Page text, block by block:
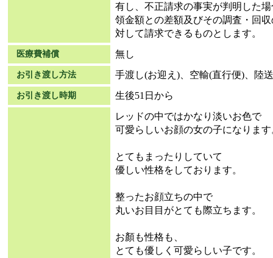
有し、不正請求の事実が判明した
領金額との差額及びその調査・回
対して請求できるものとします。
医療費補償 無し
お引き渡し方法 手渡し(お迎え)、空輸(直行便)、陸送
お引き渡し時期
生後51日から
レッドの中ではかなり淡いお色で
可愛らしいお顔の女の子になります
とてもまったりしていて
優しい性格をしております。
整ったお顔立ちの中で
丸いお目目がとても際立ちます。
お顏も性格も、
とても優しく可愛らしい子です。